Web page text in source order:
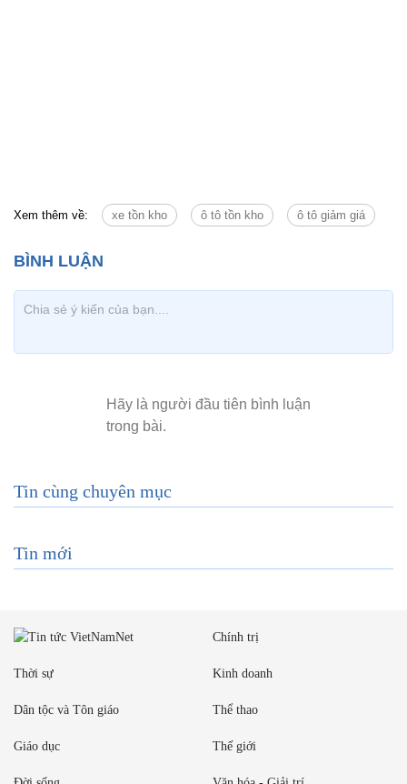
Xem thêm về: xe tồn kho ô tô tồn kho ô tô giảm giá
Tin cùng chuyên mục
Tin mới
Chính trị
Thời sự Kinh doanh
Dân tộc và Tôn giáo Thể thao
Giáo dục Thế giới